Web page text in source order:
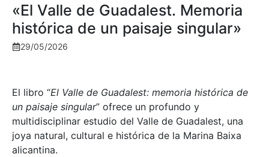
«El Valle de Guadalest. Memoria
histórica de un paisaje singular»
29/05/2026
El libro “El Valle de Guadalest: memoria histórica de
un paisaje singular” ofrece un profundo y
multidisciplinar estudio del Valle de Guadalest, una
joya natural, cultural e histórica de la Marina Baixa
alicantina.